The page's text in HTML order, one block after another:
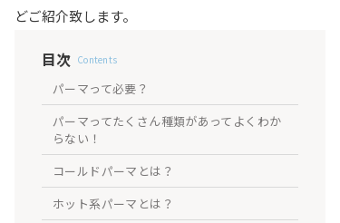
どご紹介致します。
目次 Contents
パーマって必要？
パーマってたくさん種類があってよくわか
らない！
コールドパーマとは？
ホット系パーマとは？